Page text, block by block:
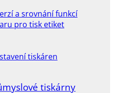
a srovnání funkcí
pro tisk etiketŽádné
BarTender
tiskáren
textu
tiskárny